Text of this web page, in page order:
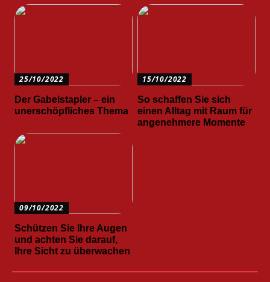
25/10/2022
Der Gabelstapler – ein
unerschöpfliches Thema
15/10/2022
So schaffen Sie sich
einen Alltag mit Raum für
angenehmere Momente
09/10/2022
Schützen Sie Ihre Augen
und achten Sie darauf,
Ihre Sicht zu überwachen